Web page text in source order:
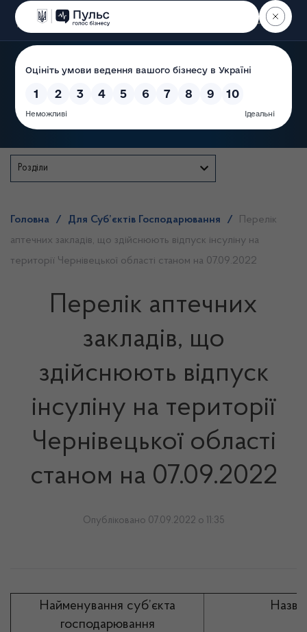
Пошук
Розділи
Головна / Для Суб’єктів Господарювання /
Перелік
аптечних закладів, що здійснюють відпуск інсуліну на
території Чернівецької області станом на 07.09.2022
Перелік аптечних
закладів, що
здійснюють відпуск
інсуліну на території
Чернівецької області
станом на 07.09.2022
Опубліковано 07.09.2022 о 11:35
Найменування суб’єкта
господарювання
Назва